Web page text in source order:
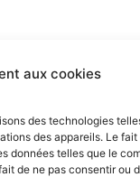
aux cookies
des technologies
des appareils. Le
données telles que le
de ne pas consentir ou